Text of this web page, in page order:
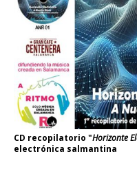
CD recopilatorio "Horizonte
electrónica salmantina